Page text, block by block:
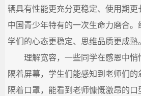
辆具有性能更充分更稳定、使用期更
中国青少年特有的一次生命力磨合。
学们的心态更稳定、思维品质更成熟
理解宽容，一些同学在感恩中悄
隔着屏幕，学生们能感知到老师们的
隔着口罩，能看到老师慷慨激昂的口